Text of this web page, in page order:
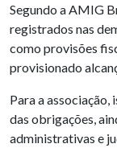
Segundo a AMIG
registrados nas
como provisões
provisionado
Para a
das obrigações,
administrativas e